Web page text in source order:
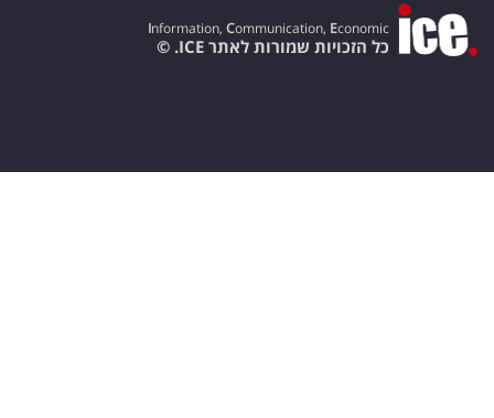
Information, Communication, Economic
כל הזכויות שמורות לאתר ICE. ©